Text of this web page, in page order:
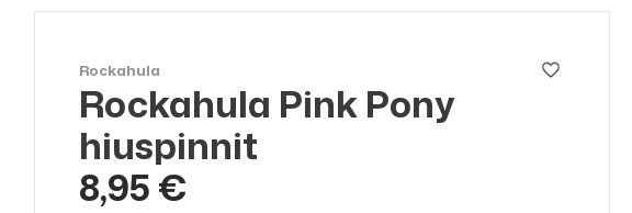
Rockahula
Rockahula Pink Pony
hiuspinnit
8,95 €